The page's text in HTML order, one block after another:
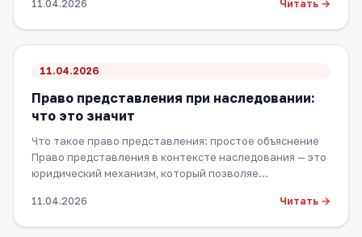
11.04.2026 Читать →
11.04.2026
Право представления при наследовании:
что это значит
Что такое право представления: простое объяснение
Право представления в контексте наследования — это
юридический механизм, который позволяе…
11.04.2026 Читать →